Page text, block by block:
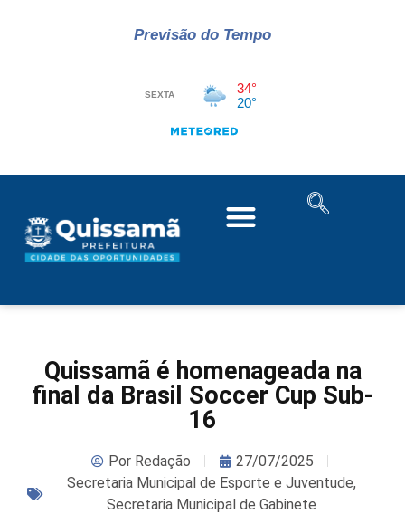
Previsão do Tempo
Quissamã é homenageada na
final da Brasil Soccer Cup Sub-
16
PorRedação
27/07/2025
Secretaria Municipal de Esporte e Juventude,
Secretaria Municipal de Gabinete